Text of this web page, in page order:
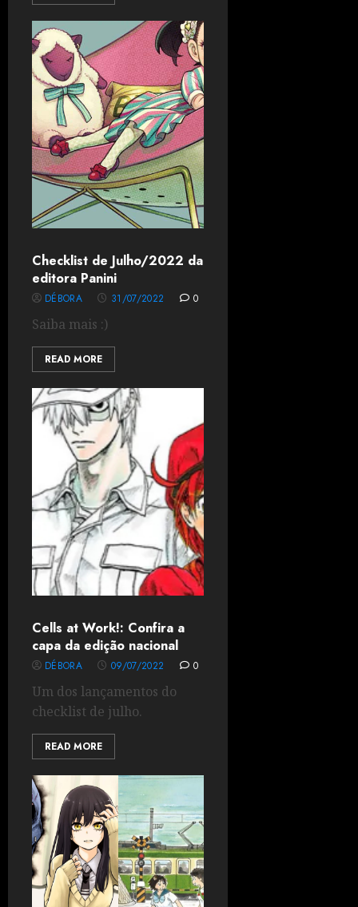
Checklist de Julho/2022 da
editora Panini
DÉBORA 31/07/2022 0
Saiba mais :)
READ MORE
Cells at Work!: Confira a
capa da edição nacional
DÉBORA 09/07/2022 0
Um dos lançamentos do
checklist de julho.
READ MORE